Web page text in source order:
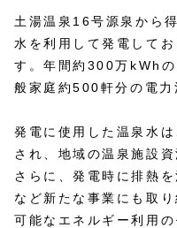
土湯温泉16号源泉から
水を利用して発電して
す。年間約300万kWh
般家庭約500軒分の電力
発電に使用した温泉水
され、地域の温泉施設
さらに、発電時に排熱
など新たな事業にも取
可能なエネルギー利用